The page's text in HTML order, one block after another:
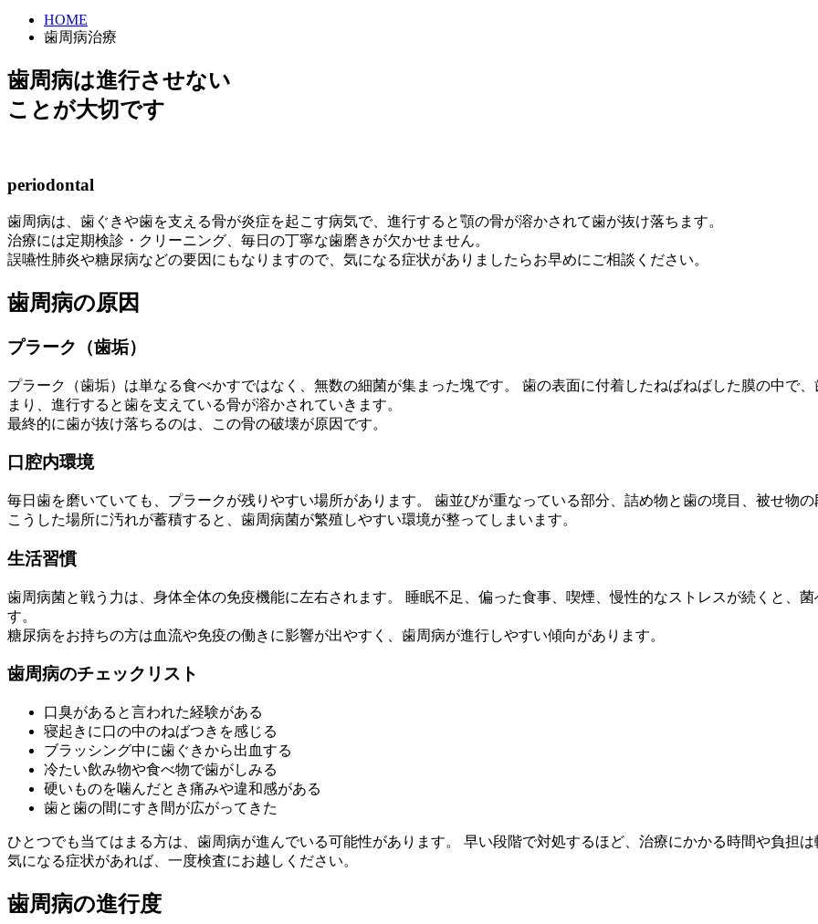
HOME
歯周病治療
歯周病は進行させない
ことが大切です
periodontal
歯周病は、歯ぐきや歯を支える骨が炎症を起こす病気で、進行すると顎の骨が溶かされて歯が抜け落ちます。
治療には定期検診・クリーニング、毎日の丁寧な歯磨きが欠かせません。
誤嚥性肺炎や糖尿病などの要因にもなりますので、気になる症状がありましたらお早めにご相談ください。
歯周病の原因
プラーク（歯垢）
プラーク（歯垢）は単なる食べかすではなく、無数の細菌が集まった塊です。 歯の表面に付着したねばねばした膜の中で
まり、進行すると歯を支えている骨が溶かされていきます。
最終的に歯が抜け落ちるのは、この骨の破壊が原因です。
口腔内環境
毎日歯を磨いていても、プラークが残りやすい場所があります。 歯並びが重なっている部分、詰め物と歯の境目、被せ物
こうした場所に汚れが蓄積すると、歯周病菌が繁殖しやすい環境が整ってしまいます。
生活習慣
歯周病菌と戦う力は、身体全体の免疫機能に左右されます。 睡眠不足、偏った食事、喫煙、慢性的なストレスが続くと、
す。
糖尿病をお持ちの方は血流や免疫の働きに影響が出やすく、歯周病が進行しやすい傾向があります。
歯周病のチェックリスト
口臭があると言われた経験がある
寝起きに口の中のねばつきを感じる
ブラッシング中に歯ぐきから出血する
冷たい飲み物や食べ物で歯がしみる
硬いものを噛んだとき痛みや違和感がある
歯と歯の間にすき間が広がってきた
ひとつでも当てはまる方は、歯周病が進んでいる可能性があります。 早い段階で対処するほど、治療にかかる時間や負担は
気になる症状があれば、一度検査にお越しください。
歯周病の進行度